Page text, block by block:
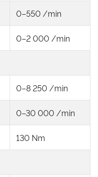
0–550 /min
0–2 000 /min
0–8 250 /min
0–30 000 /min
130 Nm